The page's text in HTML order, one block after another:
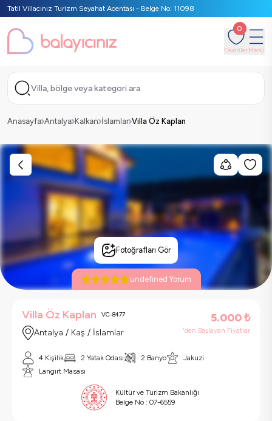
Tatil Villacınız Turizm Seyahat Acentası - Belge No: 11098
0
FavorilerMenü
Villa, bölge veya kategori ara
Anasayfa Antalya Kalkan İslamlar Villa Öz Kaplan
Fotoğrafları Gör
undefined Yorum
Villa Öz Kaplan VC-8477
Antalya / Kaş / İslamlar
5.000₺
'den Başlayan Fiyatlar
4 Kişilik 2 Yatak Odası 2 Banyo
Jakuzi
Langırt Masası
Kültür ve Turizm Bakanlığı
Belge No : 07-6559